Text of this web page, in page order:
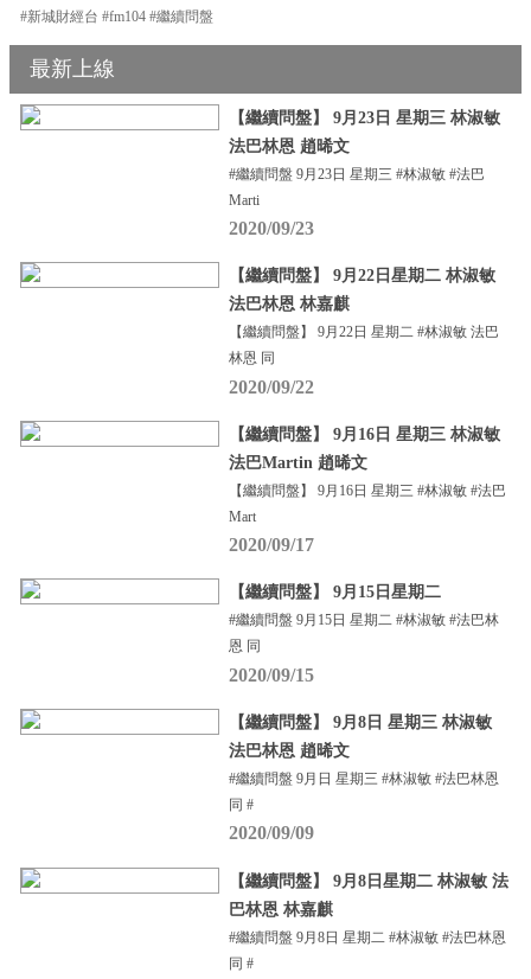
#新城財經台 #fm104 #繼續問盤
最新上線
【繼續問盤】 9月23日 星期三 林淑敏
法巴林恩 趙晞文
#繼續問盤 9月23日 星期三 #林淑敏 #法巴
Marti
2020/09/23
【繼續問盤】 9月22日星期二 林淑敏
法巴林恩 林嘉麒
【繼續問盤】 9月22日 星期二 #林淑敏 法巴
林恩 同
2020/09/22
【繼續問盤】 9月16日 星期三 林淑敏
法巴Martin 趙晞文
【繼續問盤】 9月16日 星期三 #林淑敏 #法巴
Mart
2020/09/17
【繼續問盤】 9月15日星期二
#繼續問盤 9月15日 星期二 #林淑敏 #法巴林
恩 同
2020/09/15
【繼續問盤】 9月8日 星期三 林淑敏
法巴林恩 趙晞文
#繼續問盤 9月日 星期三 #林淑敏 #法巴林恩
同 #
2020/09/09
【繼續問盤】 9月8日星期二 林淑敏 法
巴林恩 林嘉麒
#繼續問盤 9月8日 星期二 #林淑敏 #法巴林恩
同 #